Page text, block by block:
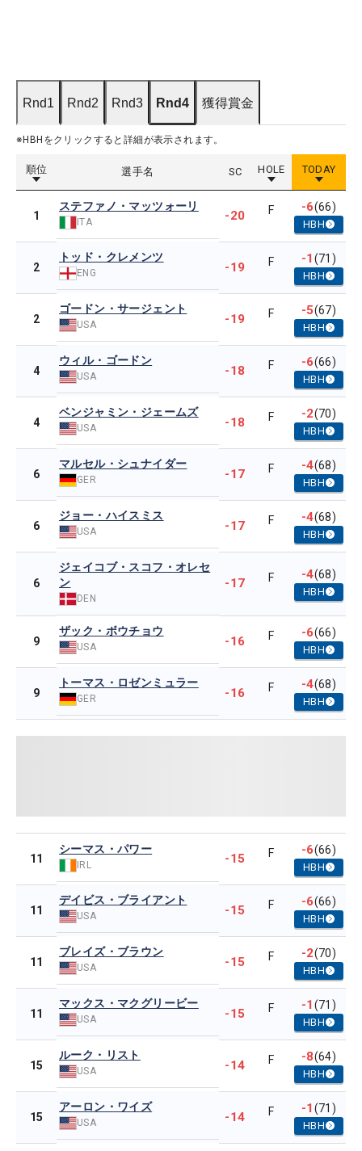
Rnd1 Rnd2 Rnd3 Rnd4 獲得賞金
※HBHをクリックすると詳細が表示されます。
順位 選手名 SC HOLE TODAY
1
ステファノ・マッツォーリ
ITA -20 F -6(66)
HBH
2
トッド・クレメンツ
ENG -19 F -1(71)
HBH
2
ゴードン・サージェント
USA -19 F -5(67)
HBH
4
ウィル・ゴードン
USA -18 F -6(66)
HBH
4
ベンジャミン・ジェームズ
USA -18 F -2(70)
HBH
6
マルセル・シュナイダー
GER -17 F -4(68)
HBH
6
ジョー・ハイスミス
USA -17 F -4(68)
HBH
6
ジェイコブ・スコフ・オレセ
ン
DEN
-17 F -4(68)
HBH
9
ザック・ボウチョウ
USA -16 F -6(66)
HBH
9
トーマス・ロゼンミュラー
GER -16 F -4(68)
HBH
11
シーマス・パワー
IRL -15 F -6(66)
HBH
11
デイビス・ブライアント
USA -15 F -6(66)
HBH
11
ブレイズ・ブラウン
USA -15 F -2(70)
HBH
11
マックス・マクグリービー
USA -15 F -1(71)
HBH
15
ルーク・リスト
USA -14 F -8(64)
HBH
15
アーロン・ワイズ
USA -14 F -1(71)
HBH